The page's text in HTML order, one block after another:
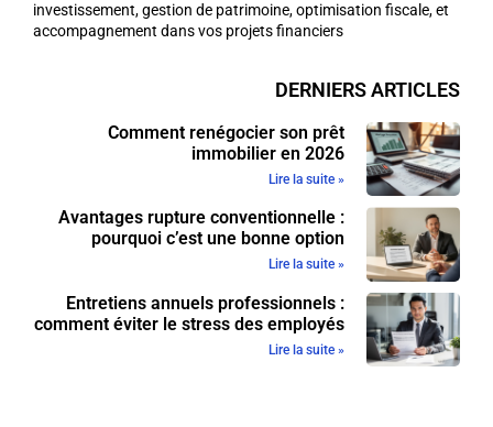
investissement, gestion de patrimoine, optimisation fiscale, et
accompagnement dans vos projets financiers
DERNIERS ARTICLES
Comment renégocier son prêt
immobilier en 2026
Lire la suite »
Avantages rupture conventionnelle :
pourquoi c’est une bonne option
Lire la suite »
Entretiens annuels professionnels :
comment éviter le stress des employés
Lire la suite »